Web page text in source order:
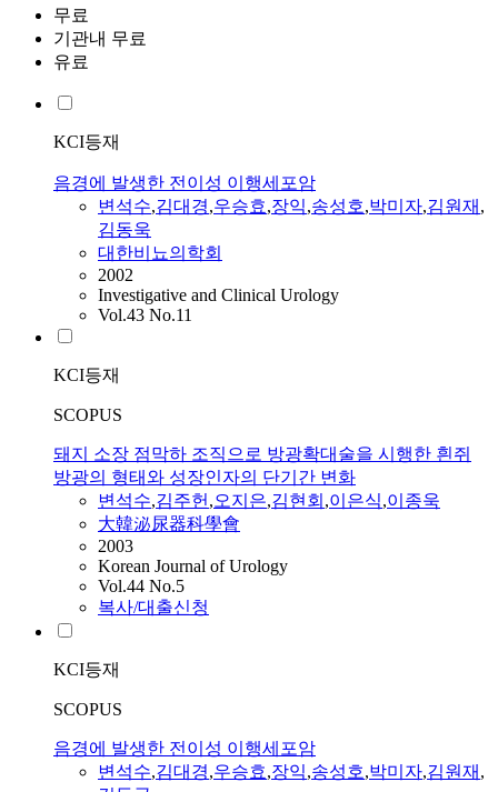
무료
기관내 무료
유료
KCI등재
음경에 발생한 전이성 이행세포암
변석수,김대경,우승효,장익,송성호,박미자,김원재 ,
김동욱
대한비뇨의학회
2002
Investigative and Clinical Urology
Vol.43 No.11
KCI등재
SCOPUS
돼지 소장 점막하 조직으로 방광확대술을 시행한 흰쥐
방광의 형태와 성장인자의 단기간 변화
변석수,김주헌,오지은,김현회 ,이은식,이종욱
大韓泌尿器科學會
2003
Korean Journal of Urology
Vol.44 No.5
복사/대출신청
KCI등재
SCOPUS
음경에 발생한 전이성 이행세포암
변석수,김대경,우승효,장익,송성호,박미자,김원재 ,